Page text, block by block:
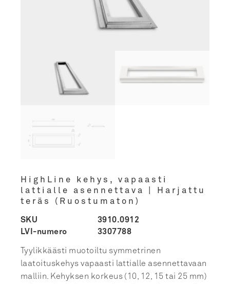
HighLine kehys, vapaasti
lattialle asennettava | Harjattu
teräs (Ruostumaton)
SKU
3910.0912
LVI-numero
3307788
Tyylikkäästi muotoiltu symmetrinen
laatoituskehys vapaasti lattialle asennettavaan
malliin. Kehyksen korkeus (10, 12, 15 tai 25 mm)